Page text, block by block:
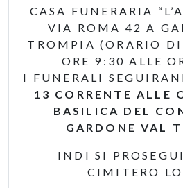
CASA FUNERARIA
VIA ROMA 42 A
TROMPIA (ORARIO
ORE 9:30 ALLE
I FUNERALI
13 CORRENTE ALLE
BASILICA DEL
GARDONE VAL
INDI SI
CIMITERO